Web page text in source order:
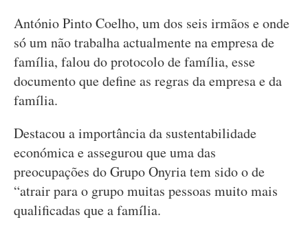
António Pinto Coelho, um dos seis irmãos e onde
só um não trabalha actualmente na empresa de
família, falou do protocolo de família, esse
documento que define as regras da empresa e da
família.
Destacou a importância da sustentabilidade
económica e assegurou que uma das
preocupações do Grupo Onyria tem sido o de
“atrair para o grupo muitas pessoas muito mais
qualificadas que a família.